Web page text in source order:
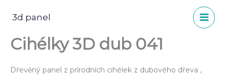
3d panel
Cihélky 3D dub 041
Dřevěný panel z prírodních cihélek z dubového dřeva ,